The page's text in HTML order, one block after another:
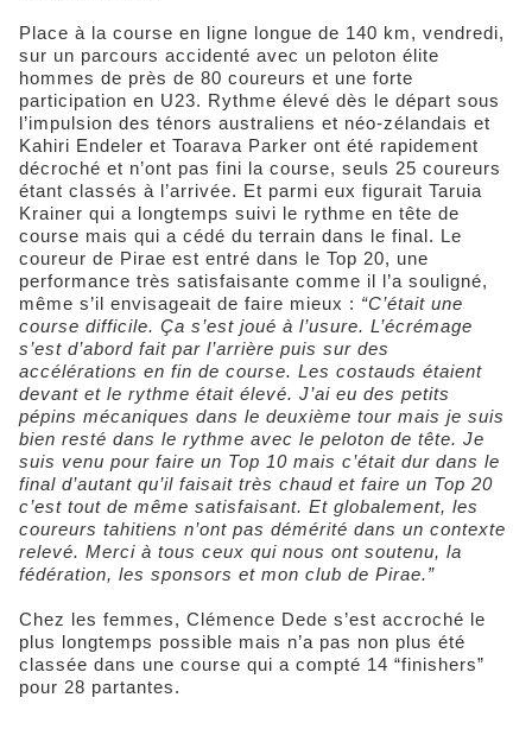
Place à la course en ligne longue de 140 km, vendredi,
sur un parcours accidenté avec un peloton élite
hommes de près de 80 coureurs et une forte
participation en U23. Rythme élevé dès le départ sous
l’impulsion des ténors australiens et néo-zélandais et
Kahiri Endeler et Toarava Parker ont été rapidement
décroché et n’ont pas fini la course, seuls 25 coureurs
étant classés à l’arrivée. Et parmi eux figurait Taruia
Krainer qui a longtemps suivi le rythme en tête de
course mais qui a cédé du terrain dans le final. Le
coureur de Pirae est entré dans le Top 20, une
performance très satisfaisante comme il l’a souligné,
même s’il envisageait de faire mieux : “C’était une
course difficile. Ça s’est joué à l’usure. L’écrémage
s’est d’abord fait par l’arrière puis sur des
accélérations en fin de course. Les costauds étaient
devant et le rythme était élevé. J’ai eu des petits
pépins mécaniques dans le deuxième tour mais je suis
bien resté dans le rythme avec le peloton de tête. Je
suis venu pour faire un Top 10 mais c’était dur dans le
final d’autant qu’il faisait très chaud et faire un Top 20
c’est tout de même satisfaisant. Et globalement, les
coureurs tahitiens n’ont pas démérité dans un contexte
relevé. Merci à tous ceux qui nous ont soutenu, la
fédération, les sponsors et mon club de Pirae.”
Chez les femmes, Clémence Dede s’est accroché le
plus longtemps possible mais n’a pas non plus été
classée dans une course qui a compté 14 “finishers”
pour 28 partantes.